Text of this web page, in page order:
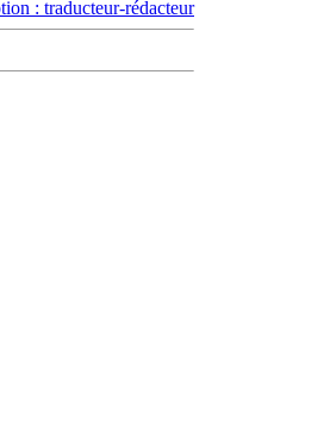
: traducteur-rédacteur